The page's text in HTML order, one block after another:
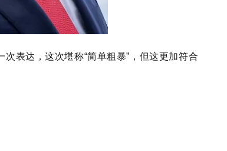
表达，这次堪称“简单粗暴”，但这更加符合